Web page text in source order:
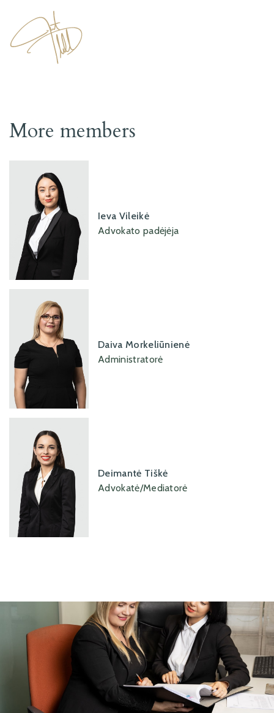
More members
Ieva Vileikė
Advokato padėjėja
Daiva Morkeliūnienė
Administratorė
Deimantė Tiškė
Advokatė/Mediatorė